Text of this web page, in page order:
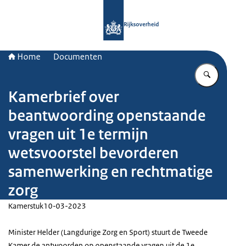
Rijksoverheid
Home Documenten
Kamerbrief over
beantwoording openstaande
vragen uit 1e termijn
wetsvoorstel bevorderen
samenwerking en rechtmatige
zorg
Kamerstuk10-03-2023
Minister Helder (Langdurige Zorg en Sport) stuurt de Tweede